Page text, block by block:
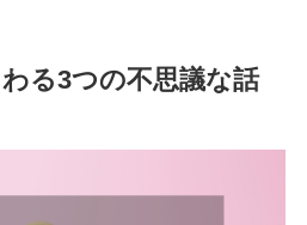
る3つの不思議な話